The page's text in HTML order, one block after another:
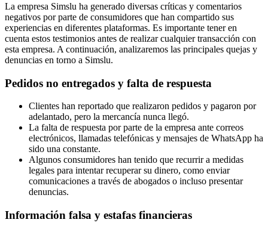
La empresa Simslu ha generado diversas críticas y comentarios
negativos por parte de consumidores que han compartido sus
experiencias en diferentes plataformas. Es importante tener en
cuenta estos testimonios antes de realizar cualquier transacción con
esta empresa. A continuación, analizaremos las principales quejas y
denuncias en torno a Simslu.
Pedidos no entregados y falta de respuesta
Clientes han reportado que realizaron pedidos y pagaron por
adelantado, pero la mercancía nunca llegó.
La falta de respuesta por parte de la empresa ante correos
electrónicos, llamadas telefónicas y mensajes de WhatsApp ha
sido una constante.
Algunos consumidores han tenido que recurrir a medidas
legales para intentar recuperar su dinero, como enviar
comunicaciones a través de abogados o incluso presentar
denuncias.
Información falsa y estafas financieras